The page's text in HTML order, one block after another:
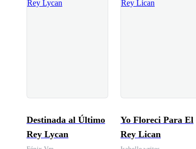
Destinada al Último
Rey Lycan
Yo Floreci Para El
Rey Lican